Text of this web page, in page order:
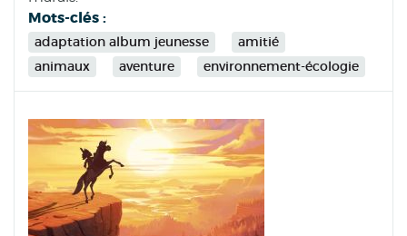
Mots-clés :
adaptation album jeunesse
amitié
animaux
aventure environnement-écologie